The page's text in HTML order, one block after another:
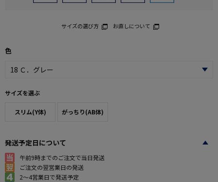
サイズの選び方 お直しについて
色
サイズを選ぶ
スリム(Y体) がっちり(AB体)
発送予定日について
午前9時までのご注文で当日発送
ご注文の翌営業日の発送
2～4営業日で発送予定